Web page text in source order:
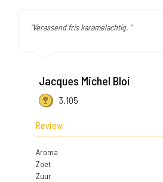
"Verassend fris karamelachtig. "
Jacques Michel Bloi
3.105
Review
Aroma
Zoet
Zuur